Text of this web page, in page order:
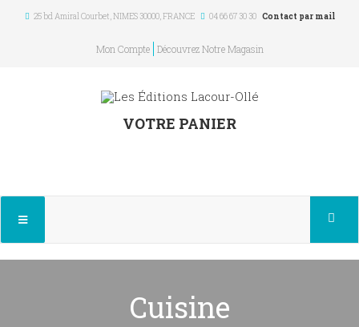
25 bd Amiral Courbet, NIMES 30000,FRANCE 04 66 67 30 30 Contact par mail
Mon Compte Découvrez Notre Magasin
VOTRE PANIER
Cuisine